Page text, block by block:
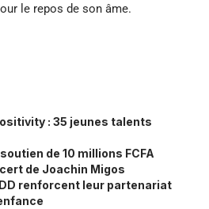
le repos de son âme.
: 35 jeunes talents
de 10 millions FCFA
de Joachin Migos
renforcent leur partenariat